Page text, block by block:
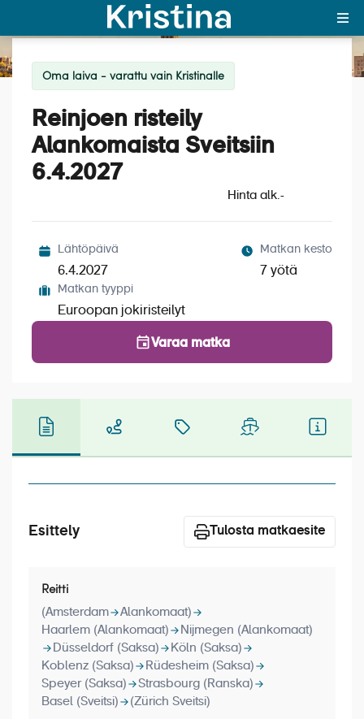
Kohteet
Matkatyypit
Katso kuvat (9)
Oma laiva - varattu vain Kristinalle
Reinjoen risteily
Alankomaista Sveitsiin
6.4.2027
Hinta alk.-
Lähtöpäivä
6.4.2027
Matkan kesto
7 yötä
Matkan tyyppi
Euroopan jokiristeilyt
Varaa matka
Esittely Tulosta matkaesite
Reitti
(Amsterdam
Alankomaat)
Haarlem (Alankomaat)
Nijmegen (Alankomaat)
Düsseldorf (Saksa)
Köln (Saksa)
Koblenz (Saksa)
Rüdesheim (Saksa)
Speyer (Saksa)
Strasbourg (Ranska)
Basel (Sveitsi)
(Zürich Sveitsi)